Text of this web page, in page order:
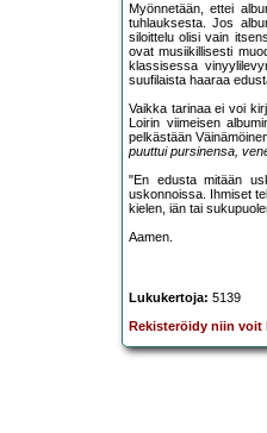
Myönnetään, ettei
tuhlauksesta. Jos
siloittelu olisi vain
ovat musiikillisesti
klassisessa
suufilaista haaraa
Vaikka tarinaa ei voi
Loirin viimeisen
pelkästään
puuttui pursinensa,
"En edusta mitään
uskonnoissa. Ihmiset
kielen, iän tai
Aamen.
Lukukertoja: 5139
Rekisteröidy niin voit